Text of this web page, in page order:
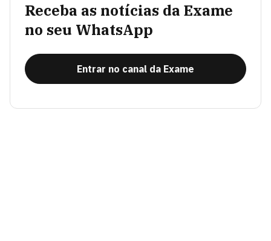
Receba as notícias da Exame
no seu WhatsApp
Entrar no canal da Exame